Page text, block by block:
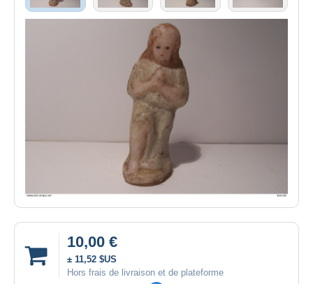
10,00 €
± 11,52 $US
Hors frais de livraison et de plateforme